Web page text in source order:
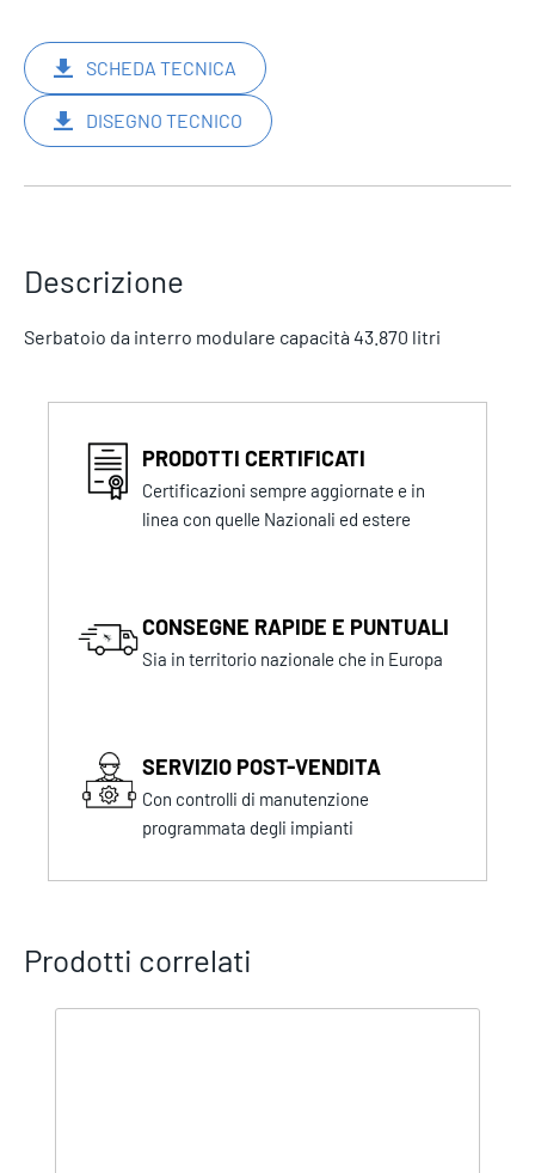
SCHEDA TECNICA
DISEGNO TECNICO
Descrizione
Serbatoio da interro modulare capacità 43.870 litri
PRODOTTI CERTIFICATI
Certificazioni sempre aggiornate e in
linea con quelle Nazionali ed estere
CONSEGNE RAPIDE E PUNTUALI
Sia in territorio nazionale che in Europa
SERVIZIO POST-VENDITA
Con controlli di manutenzione
programmata degli impianti
Prodotti correlati